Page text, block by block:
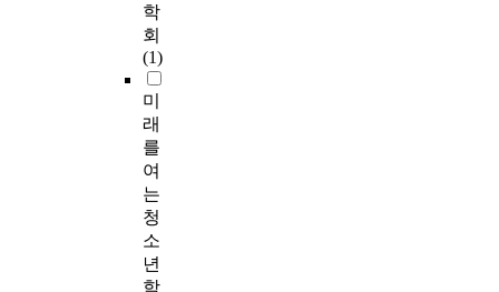
학
회
(1)
미
래
를
여
는
청
소
년
학